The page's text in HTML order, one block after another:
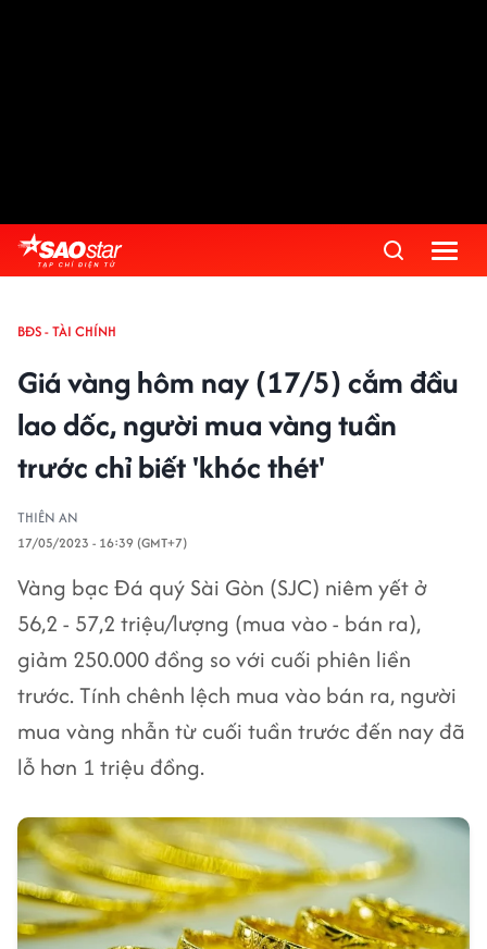
BĐS - TÀI CHÍNH
Giá vàng hôm nay (17/5) cắm đầu
lao dốc, người mua vàng tuần
trước chỉ biết 'khóc thét'
THIÊN AN
17/05/2023 - 16:39 (GMT+7)
Vàng bạc Đá quý Sài Gòn (SJC) niêm yết ở
56,2 - 57,2 triệu/lượng (mua vào - bán ra),
giảm 250.000 đồng so với cuối phiên liền
trước. Tính chênh lệch mua vào bán ra, người
mua vàng nhẫn từ cuối tuần trước đến nay đã
lỗ hơn 1 triệu đồng.